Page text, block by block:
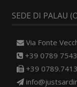
SEDE DI PALAU
Via Fonte
+39 0789
+39